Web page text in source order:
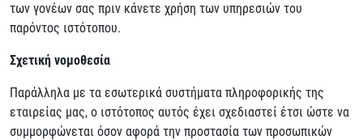
των γονέων σας πριν κάνετε χρήση των υπηρεσιών του
παρόντος ιστότοπου.
Σχετική νομοθεσία
Παράλληλα με τα εσωτερικά συστήματα πληροφορικής της
εταιρείας μας, ο ιστότοπος αυτός έχει σχεδιαστεί έτσι ώστε να
συμμορφώνεται όσον αφορά την προστασία των προσωπικών